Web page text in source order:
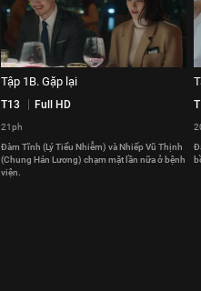
Tập 1B. Gặp lại
T13 Full HD
21ph
Đàm Tĩnh (Lý Tiểu Nhiễm) và Nhiếp Vũ Thịnh
(Chung Hán Lương) chạm mặt lần nữa ở bệnh
viện.